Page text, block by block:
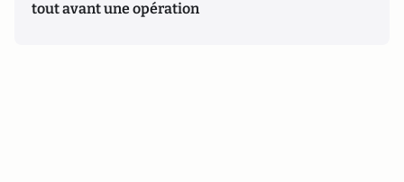
tout avant une opération